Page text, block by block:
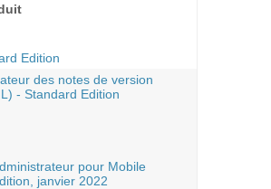
Edition
des notes de version
- Standard Edition
pour Mobile
janvier 2022